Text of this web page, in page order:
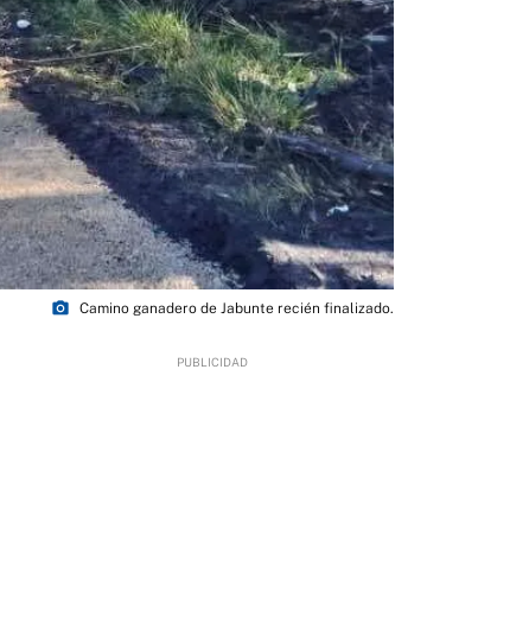
photo_camera Camino ganadero de Jabunte recién finalizado.